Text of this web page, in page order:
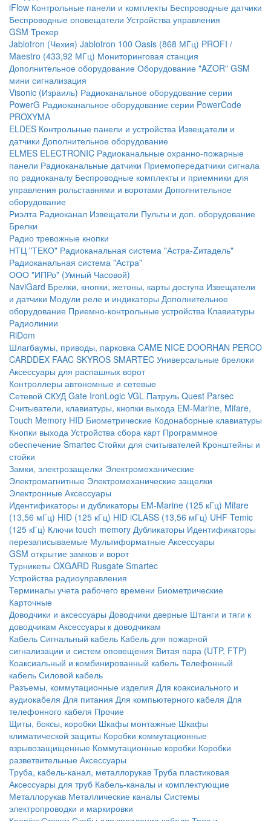
iFlow Контрольные панели и комплекты Беспроводные датчики
Беспроводные оповещатели Устройства управления
GSM Трекер
Jablotron (Чехия) Jablotron 100 Oasis (868 МГц) PROFI /
Maestro (433,92 МГц) Мониторинговая станция
Дополнительное оборудование Оборудование "AZOR" GSM
мини сигнализация
Visonic (Израиль) Радиоканальное оборудование серии
PowerG Радиоканальное оборудование серии PowerCode
PROXYMA
ELDES Контрольные панели и устройства Извещатели и
датчики Дополнительное оборудование
ELMES ELECTRONIC Радиоканальные охранно-пожарные
панели Радиоканальные датчики Приемопередатчики сигнала
по радиоканалу Беспроводные комплекты и приемники для
управления рольставнями и воротами Дополнительное
оборудование
Риэлта Радиоканал Извещатели Пульты и доп. оборудование
Брелки
Радио тревожные кнопки
НТЦ "ТЕКО" Радиоканальная система "Астра-Zитадель"
Радиоканальная система "Астра"
ООО "ИПРо" (Умный Часовой)
NaviGard Брелки, кнопки, жетоны, карты доступа Извещатели
и датчики Модули реле и индикаторы Дополнительное
оборудование Приемно-контрольные устройства Клавиатуры
Радиолинии
RiDom
Шлагбаумы, приводы, парковка CAME NICE DOORHAN PERCO
CARDDEX FAAC SKYROS SMARTEC Универсальные брелоки
Аксессуары для распашных ворот
Контроллеры автономные и сетевые
Сетевой СКУД Gate IronLogic VGL Патруль Quest Parsec
Считыватели, клавиатуры, кнопки выхода EM-Marine, Mifare,
Touch Memory HID Биометрические Кодонаборные клавиатуры
Кнопки выхода Устройства сбора карт Программное
обеспечение Smartec Стойки для считывателей Кронштейны и
стойки
Замки, электрозащелки Электромеханические
Электромагнитные Электромеханические защелки
Электронные Аксессуары
Идентификаторы и дубликаторы EM-Marine (125 кГц) Mifare
(13,56 мГц) HID (125 кГц) HID iCLASS (13,56 мГц) UHF Temic
(125 кГц) Ключи touch memory Дубликаторы Идентификаторы
перезаписываемые Мультиформатные Аксессуары
GSM открытие замков и ворот
Турникеты OXGARD Rusgate Smartec
Устройства радиоуправления
Терминалы учета рабочего времени Биометрические
Карточные
Доводчики и аксессуары Доводчики дверные Штанги и тяги к
доводчикам Аксессуары к доводчикам
Кабель Сигнальный кабель Кабель для пожарной
сигнализации и систем оповещения Витая пара (UTP, FTP)
Коаксиальный и комбинированный кабель Телефонный
кабель Силовой кабель
Разъемы, коммутационные изделия Для коаксиального и
аудиокабеля Для питания Для компьютерного кабеля Для
телефонного кабеля Прочие
Щиты, боксы, коробки Шкафы монтажные Шкафы
климатической защиты Коробки коммутационные
взрывозащищенные Коммутационные коробки Коробки
разветвительные Аксессуары
Труба, кабель-канал, металлорукав Труба пластиковая
Аксессуары для труб Кабель-каналы и комплектующие
Металлорукав Металлические каналы Системы
электропроводки и маркировки